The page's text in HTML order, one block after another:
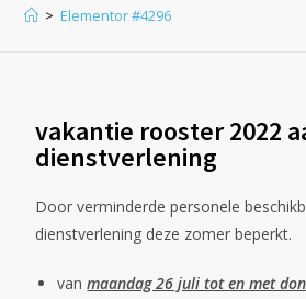
> Elementor #4296
vakantie rooster 2022
dienstverlening
Door verminderde personele
dienstverlening deze zomerbeperkt.
vanmaandag 26 juli tot en met